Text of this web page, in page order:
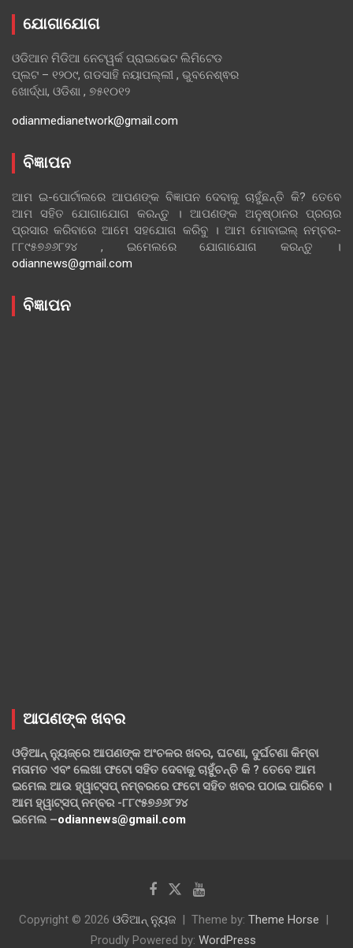
ଯୋଗାଯୋଗ
ଓଡିଆନ ମିଡିଆ ନେଟୱର୍କ ପ୍ରାଇଭେଟ ଲିମିଟେଡ
ପ୍ଲଟ – ୧୨୦୯, ଗଡସାହି ନୟାପଲ୍ଲୀ , ଭୁବନେଶ୍ଵର
ଖୋର୍ଦ୍ଧା, ଓଡିଶା , ୭୫୧୦୧୨
odianmedianetwork@gmail.com
ବିଜ୍ଞାପନ
ଆମ ଇ-ପୋର୍ଟାଲରେ ଆପଣଙ୍କ ବିଜ୍ଞାପନ ଦେବାକୁ ଚାହୁଁଛନ୍ତି କି? ତେବେ
ଆମ ସହିତ ଯୋଗାଯୋଗ କରନ୍ତୁ । ଆପଣଙ୍କ ଅନୁଷ୍ଠାନର ପ୍ରଚାର
ପ୍ରସାର କରିବାରେ ଆମେ ସହଯୋଗ କରିବୁ । ଆମ ମୋବାଇଲ୍ ନମ୍ବର-
୮୮୯୫୭୬୬୮୨୪ , ଇମେଲରେ ଯୋଗାଯୋଗ କରନ୍ତୁ ।
odiannews@gmail.com
ବିଜ୍ଞାପନ
ଆପଣଙ୍କ ଖବର
ଓଡ଼ିଆନ୍ ନ୍ୟୁଜ୍‌ରେ ଆପଣଙ୍କ ଅଂଚଳର ଖବର, ଘଟଣା, ଦୁର୍ଘଟଣା କିମ୍ବା
ମତାମତ ଏବଂ ଲେଖା ଫଟୋ ସହିତ ଦେବାକୁ ଚାହୁଁଚନ୍ତି କି ? ତେବେ ଆମ
ଇମେଲ ଆଉ ହ୍ୱାଟ୍‌ସପ୍ ନମ୍ବରରେ ଫଟୋ ସହିତ ଖବର ପଠାଇ ପାରିବେ ।
ଆମ ହ୍ୱାଟ୍‌ସପ୍ ନମ୍ବର -୮୮୯୫୭୬୬୮୨୪
ଇମେଲ –odiannews@gmail.com
Copyright © 2026 ଓଡିଆନ୍ ନ୍ୟୁଜ Theme by: Theme Horse
Proudly Powered by: WordPress